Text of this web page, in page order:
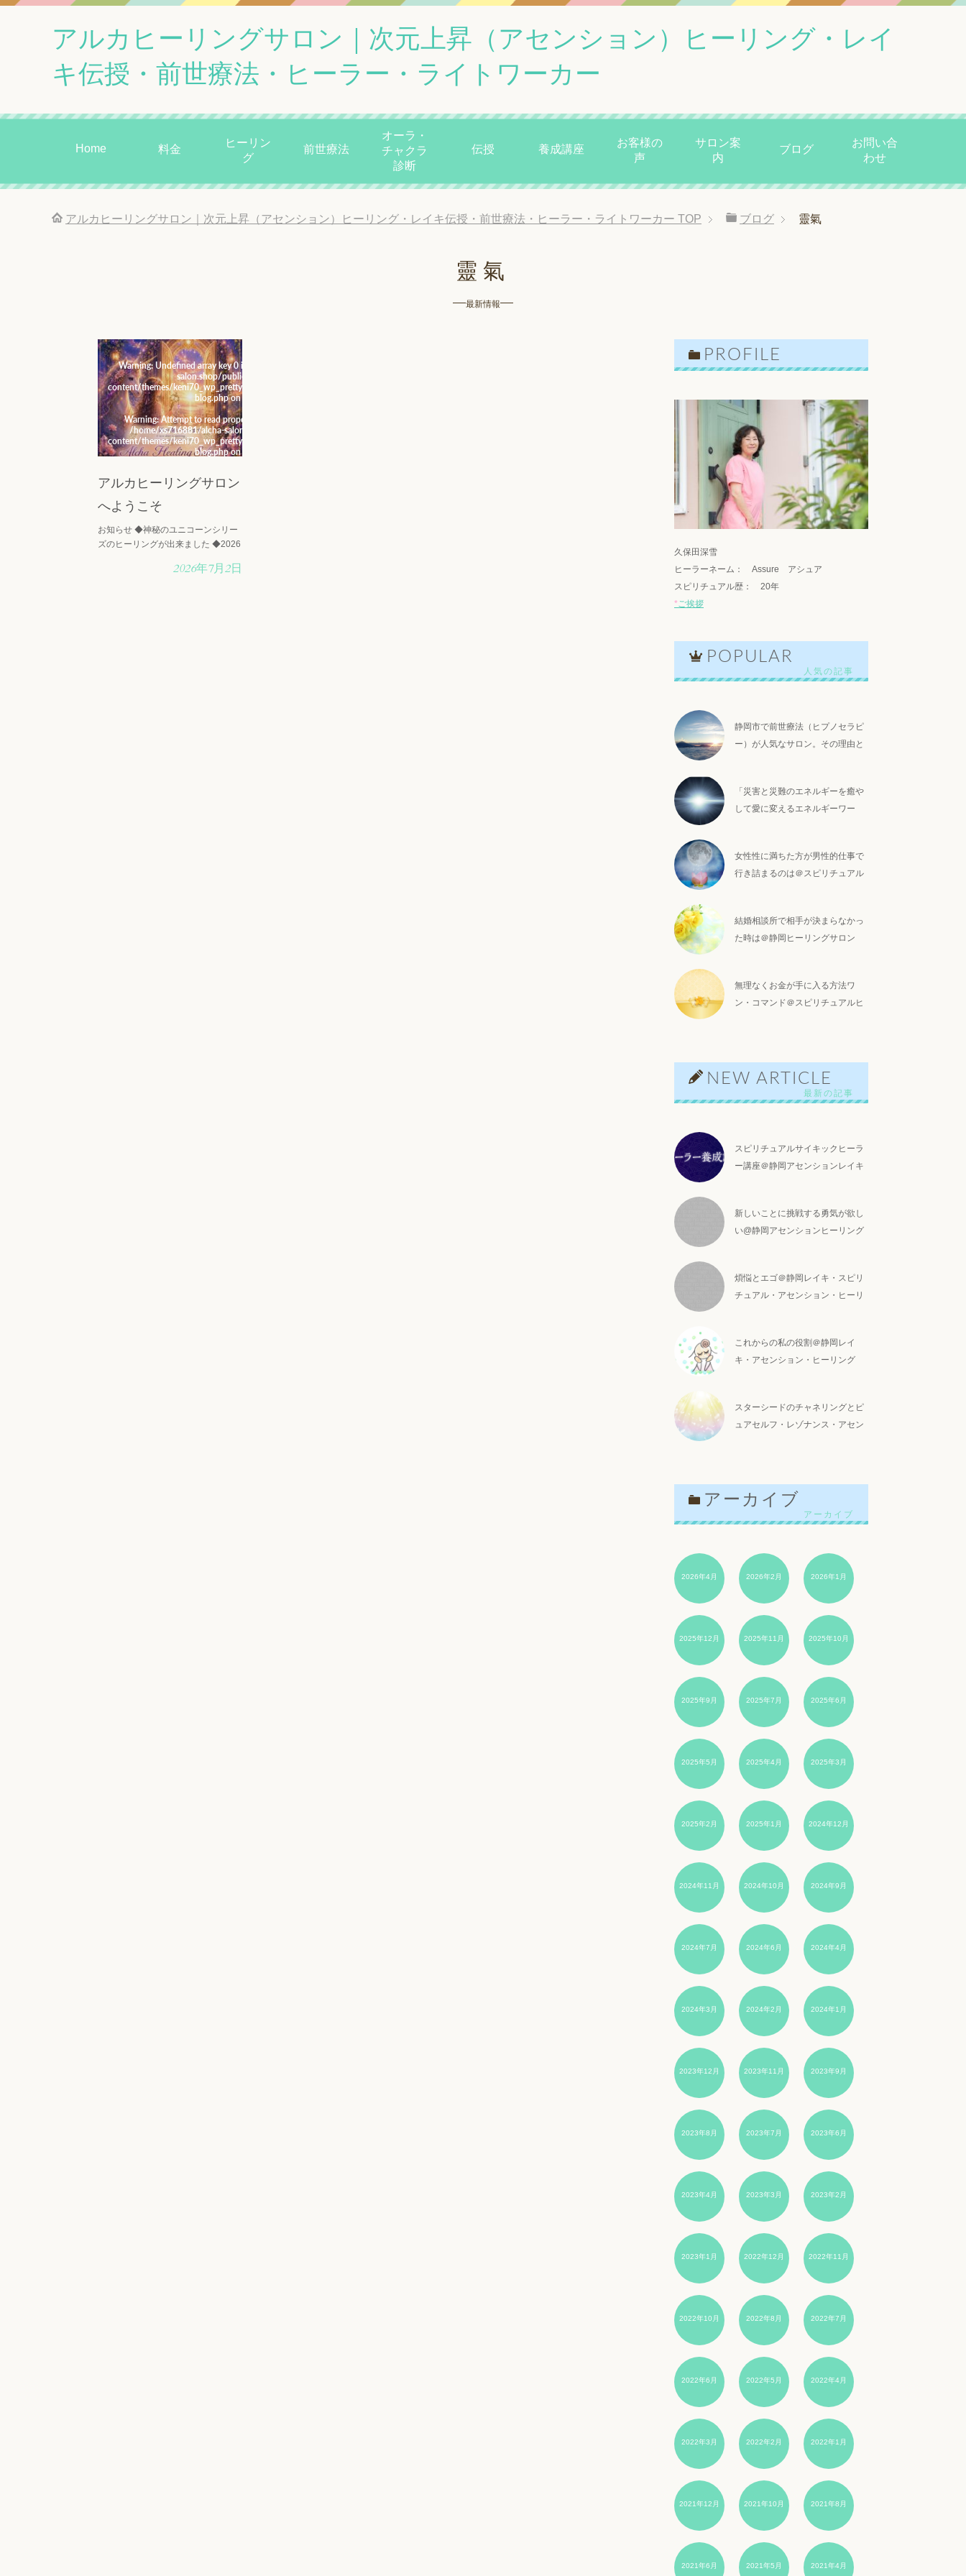
アルカヒーリングサロン｜次元上昇（アセンション）ヒーリング・レイ
キ伝授・前世療法・ヒーラー・ライトワーカー
Home 料金
ヒーリン
グ
前世療法
オーラ・
チャクラ
診断
伝授 養成講座
お客様の
声
サロン案
内
ブログ
お問い合
わせ
アルカヒーリングサロン｜次元上昇（アセンション）ヒーリング・レイキ伝授・前世療法・ヒーラー・ライトワーカー TOP ブログ 靈氣
靈氣
最新情報
Warning: Undefined array key 0 in
salon.shop/public_html/wp-
content/themes/keni70_wp_pretty_green_201702190326/cont-
blog.phpon line
Warning: Attempt to read property "cat_name" on null in
/home/xs716881/alcha-salon.shop/public_html/wp-
content/themes/keni70_wp_pretty_green_201702190326/cont-
blog.phpon line
アルカヒーリングサロン
へようこそ
お知らせ ◆神秘のユニコーンシリー
ズのヒーリングが出来ました ◆2026
催されました ◆NEW!! ロマンティ
2026年7月2日
PROFILE
久保田深雪
ヒーラーネーム： Assure アシュア
スピリチュアル歴： 20年
*ご挨拶
POPULAR
静岡市で前世療法（ヒプノセラピ
ー）が人気なサロン。その理由と
「災害と災難のエネルギーを癒や
して愛に変えるエネルギーワー
女性性に満ちた方が男性的仕事で
行き詰まるのは＠スピリチュアル
結婚相談所で相手が決まらなかっ
た時は＠静岡ヒーリングサロン
無理なくお金が手に入る方法ワ
ン・コマンド＠スピリチュアルヒ
NEW ARTICLE
スピリチュアルサイキックヒーラ
ー講座＠静岡アセンションレイキ
新しいことに挑戦する勇気が欲し
い@静岡アセンションヒーリング
煩悩とエゴ＠静岡レイキ・スピリ
チュアル・アセンション・ヒーリ
これからの私の役割＠静岡レイ
キ・アセンション・ヒーリング
スターシードのチャネリングとピ
ュアセルフ・レゾナンス・アセン
アーカイブ
2026年4月 2026年2月 2026年1月
2025年12月 2025年11月 2025年10月
2025年9月 2025年7月 2025年6月
2025年5月 2025年4月 2025年3月
2025年2月 2025年1月 2024年12月
2024年11月 2024年10月 2024年9月
2024年7月 2024年6月 2024年4月
2024年3月 2024年2月 2024年1月
2023年12月 2023年11月 2023年9月
2023年8月 2023年7月 2023年6月
2023年4月 2023年3月 2023年2月
2023年1月 2022年12月 2022年11月
2022年10月 2022年8月 2022年7月
2022年6月 2022年5月 2022年4月
2022年3月 2022年2月 2022年1月
2021年12月 2021年10月 2021年8月
2021年6月 2021年5月 2021年4月